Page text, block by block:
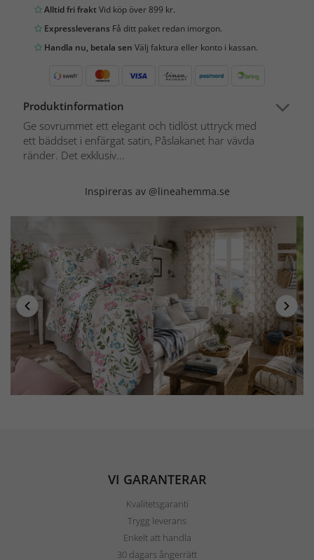
Alltid fri fraktVid köp över 899 kr.
Expressleverans Få ditt paket redan imorgon.
Handla nu, betala sen Välj faktura eller konto i kassan.
Produktinformation
Ge sovrummet ett elegant och tidlöst uttryck med
ett bäddset i enfärgat satin, Påslakanet har vävda
ränder. Det exklusiv...
Inspireras av @lineahemma.se
VI GARANTERAR
Kvalitetsgaranti
Trygg leverans
Enkelt att handla
30 dagars ångerrätt